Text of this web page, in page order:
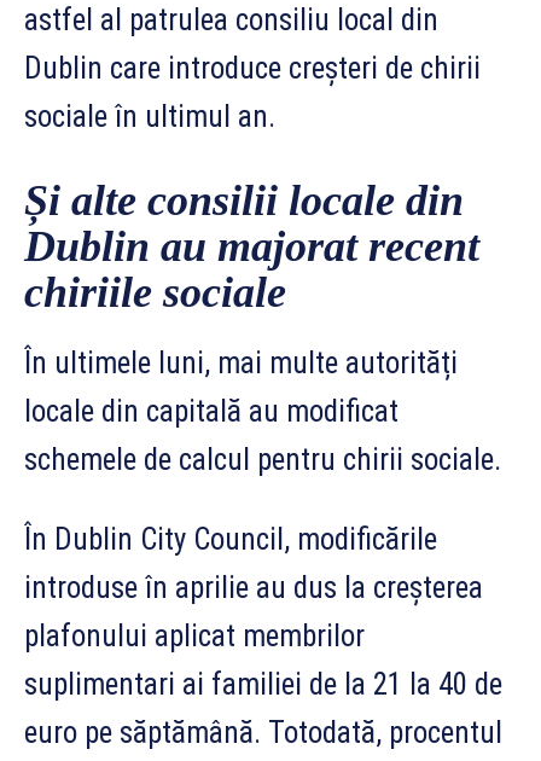
astfel al patrulea consiliu local din
Dublin care introduce creșteri de chirii
sociale în ultimul an.
Și alte consilii locale din
Dublin au majorat recent
chiriile sociale
În ultimele luni, mai multe autorități
locale din capitală au modificat
schemele de calcul pentru chirii sociale.
În Dublin City Council, modificările
introduse în aprilie au dus la creșterea
plafonului aplicat membrilor
suplimentari ai familiei de la 21 la 40 de
euro pe săptămână. Totodată, procentul